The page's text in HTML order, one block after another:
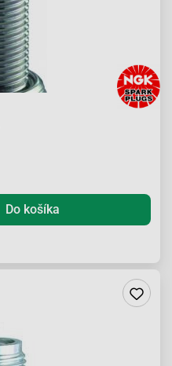
Do košíka